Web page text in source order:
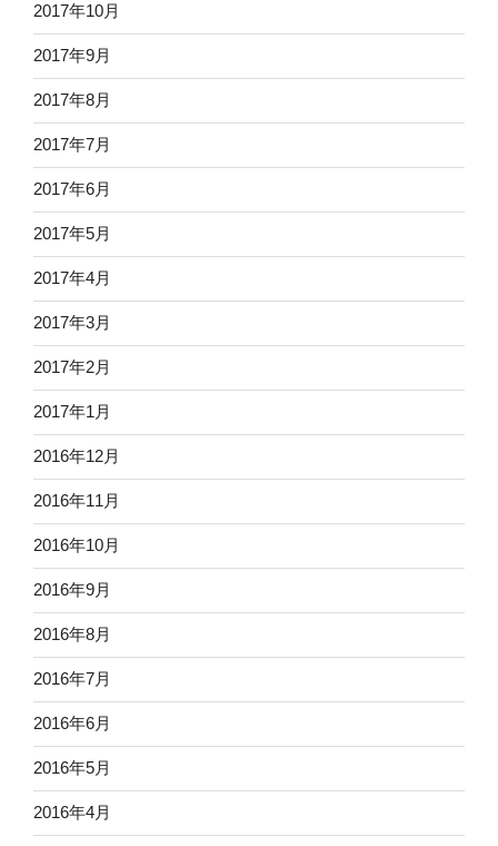
2017年10月
2017年9月
2017年8月
2017年7月
2017年6月
2017年5月
2017年4月
2017年3月
2017年2月
2017年1月
2016年12月
2016年11月
2016年10月
2016年9月
2016年8月
2016年7月
2016年6月
2016年5月
2016年4月